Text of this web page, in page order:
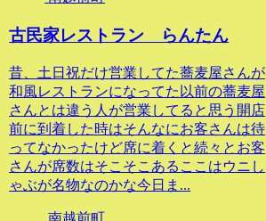
古民家レストラン らんたん
昔、土日祝だけ営業してた蕎麦屋さんが
和風レストランになってた以前の蕎麦屋
さんとは違う人が営業してると思う開店
前に到着した時はそんなにお客さんは待
ってなかったけど席に着くと続々とお客
さんが席数はそこそこあるここはウニし
ゃぶが名物なのかな今日ま...
南越前町